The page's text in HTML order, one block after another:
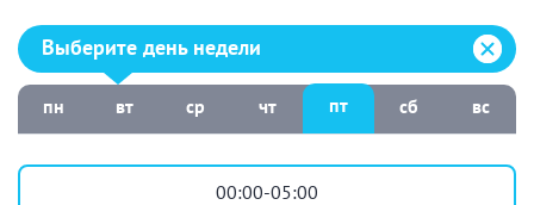
небольшой кухонный уголок с холодильником. К
бильярдным баталиям приглашает гостей Пул 8.
Приятное времяпрепровождение в банном комплексе
на Выборгском шоссе гарантировано всем посетителям.
Выберите день недели:
Выберите день недели
пн вт ср чт пт сб вс
00:00-05:00